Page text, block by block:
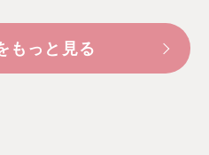
もっと見る